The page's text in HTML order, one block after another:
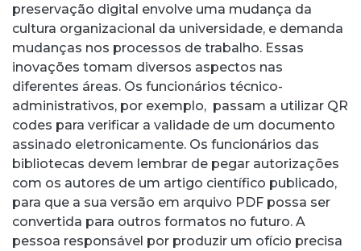
preservação digital envolve uma mudança da
cultura organizacional da universidade, e demanda
mudanças nos processos de trabalho. Essas
inovações tomam diversos aspectos nas
diferentes áreas. Os funcionários técnico-
administrativos, por exemplo, passam a utilizar QR
codes para verificar a validade de um documento
assinado eletronicamente. Os funcionários das
bibliotecas devem lembrar de pegar autorizações
com os autores de um artigo científico publicado,
para que a sua versão em arquivo PDF possa ser
convertida para outros formatos no futuro. A
pessoa responsável por produzir um ofício precisa